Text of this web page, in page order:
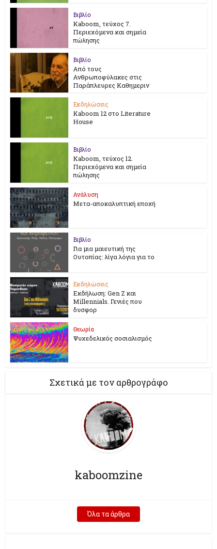
Βιβλίο
Kaboom, τεύχος 7.
Περιεχόμενα και σημεία
πώλησης
Βιβλίο
Από τους
Ανθρωποφύλακες στις
Παράπλευρες Καθημεριν
Εκδηλώσεις
Kaboom 12 στο Literature
House
Βιβλίο
Kaboom, τεύχος 12.
Περιεχόμενα και σημεία
πώλησης
Ανάλυση
Μετα-αποκαλυπτική εποχή
Βιβλίο
Για μια μαιευτική της
Ουτοπίας: λίγα λόγια για το
Εκδηλώσεις
Εκδήλωση: Gen Z και
Millennials. Γενιές που
δυσφορ
Θεωρία
Ψυχεδελικός σοσιαλισμός
Σχετικά με τον αρθρογράφο
kaboomzine
Όλα τα άρθρα